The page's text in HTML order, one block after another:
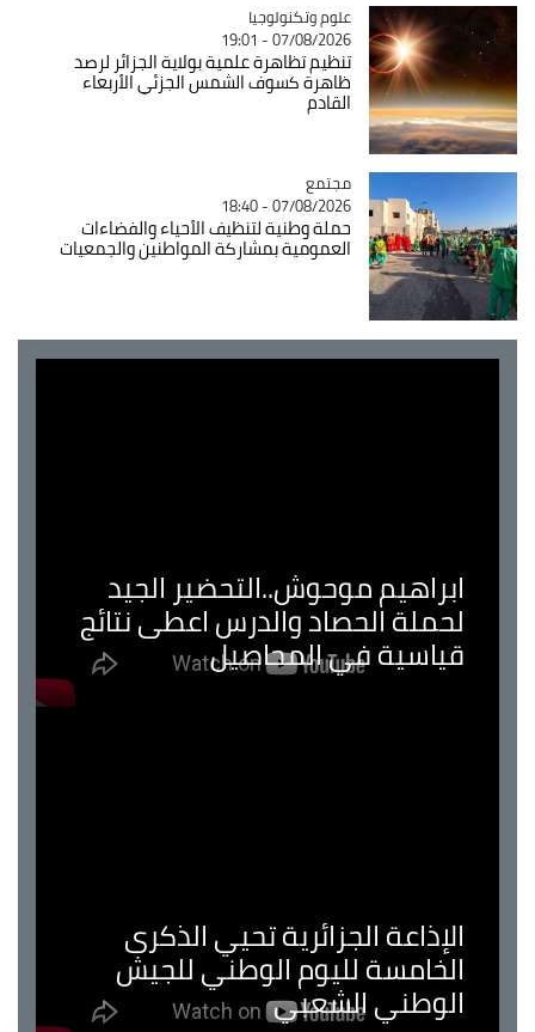
Catégorie
علوم وتكنولوجيا
07/08/2026 - 19:01
تنظيم تظاهرة علمية بولاية الجزائر لرصد
ظاهرة كسوف الشمس الجزئي الأربعاء
القادم
Catégorie
مجتمع
07/08/2026 - 18:40
حملة وطنية لتنظيف الأحياء والفضاءات
العمومية بمشاركة المواطنين والجمعيات
ابراهيم موحوش..التحضير الجيد
لحملة الحصاد والدرس اعطى نتائج
قياسية في المحاصيل
الإذاعة الجزائرية تحيي الذكرى
الخامسة لليوم الوطني للجيش
الوطني الشعبي